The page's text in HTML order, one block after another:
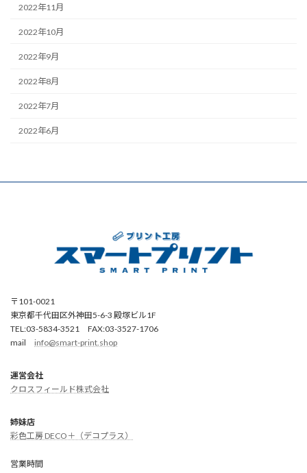
2022年11月
2022年10月
2022年9月
2022年8月
2022年7月
2022年6月
〒101-0021
東京都千代田区外神田5-6-3 殿塚ビル1F
TEL:03-5834-3521 FAX:03-3527-1706
mail info@smart-print.shop
運営会社
クロスフィールド株式会社
姉妹店
彩色工房 DECO＋（デコプラス）
営業時間